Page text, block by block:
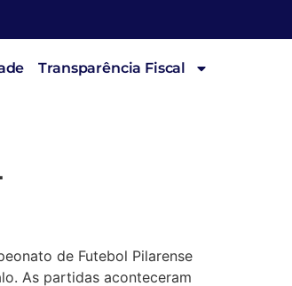
Transparência Fiscal
de Futebol Pilarense
As partidas aconteceram